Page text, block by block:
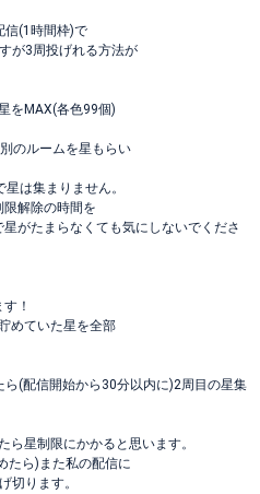
信(1時間枠)で
が3周投げれる方法が
をMAX(各色99個)
のルームを星もらい
は集まりません。
解除の時間を
がたまらなくても気にしないでくださ
！
めていた星を全部
(配信開始から30分以内に)2周目の星集
星制限にかかると思います。
たら)また私の配信に
切ります。